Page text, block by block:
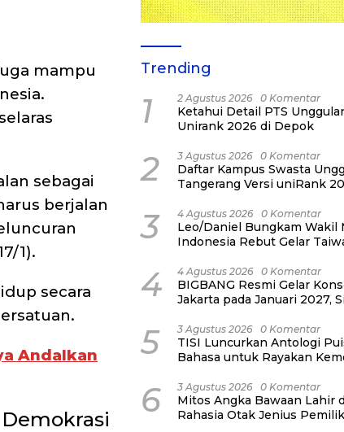
mampu
sebagai
berjalan
1).
secara
Andalkan
Trending
1 2 Agustus 2026 0 Komentar
Ketahui Detail PTS
Unirank 2026 di Depok
2 3 Agustus 2026 0 Komentar
Daftar Kampus Swasta
Tangerang Versi uniRank
3 4 Agustus 2026 0 Komentar
Leo/Daniel Bungkam Wakil
Indonesia Rebut Gelar
4 4 Agustus 2026 0 Komentar
BIGBANG Resmi Gelar
Jakarta pada Januari 2027,
5 3 Agustus 2026 0 Komentar
TISI Luncurkan Antologi
Bahasa untuk Rayakan
6 3 Agustus 2026 0 Komentar
Mitos Angka Bawaan Lahir
Rahasia Otak Jenius